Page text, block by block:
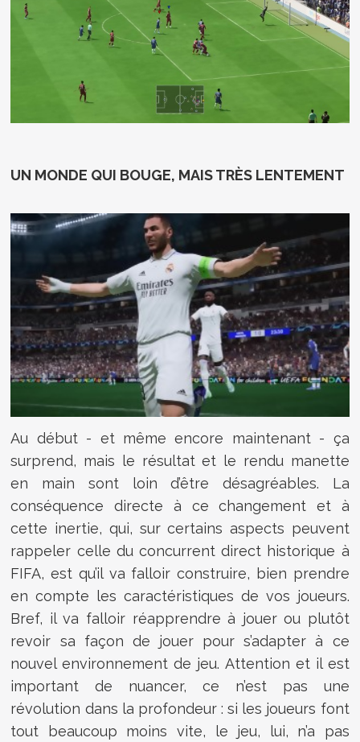
UN MONDE QUI BOUGE, MAIS TRÈS LENTEMENT
Au début - et même encore maintenant - ça
surprend, mais le résultat et le rendu manette
en main sont loin d’être désagréables. La
conséquence directe à ce changement et à
cette inertie, qui, sur certains aspects peuvent
rappeler celle du concurrent direct historique à
FIFA, est qu’il va falloir construire, bien prendre
en compte les caractéristiques de vos joueurs.
Bref, il va falloir réapprendre à jouer ou plutôt
revoir sa façon de jouer pour s’adapter à ce
nouvel environnement de jeu. Attention et il est
important de nuancer, ce n’est pas une
révolution dans la profondeur : si les joueurs font
tout beaucoup moins vite, le jeu, lui, n’a pas